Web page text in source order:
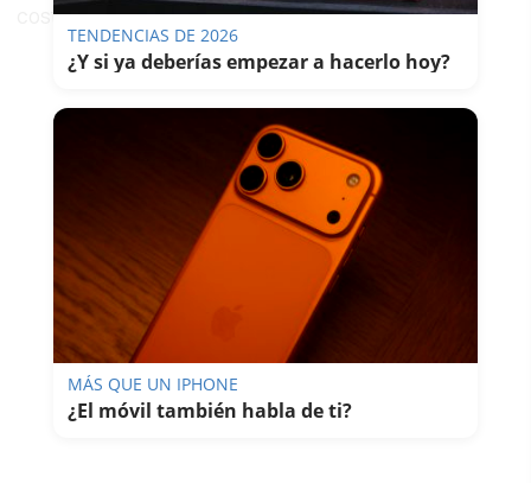
costes de 0,00 euros/MWh.
TENDENCIAS DE 2026
¿Y si ya deberías empezar a hacerlo hoy?
MÁS QUE UN IPHONE
¿El móvil también habla de ti?